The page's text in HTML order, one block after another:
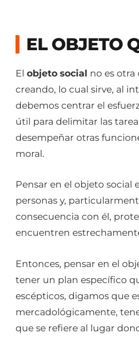
EL OBJETO
El objeto social no es otra
creando, lo cual sirve, al
debemos centrar el
útil para delimitar las
desempeñar otras
moral.
Pensar en el objeto social
personas y,
consecuencia con él,
encuentren
Entonces, pensar en el
tener un plan específico
escépticos, digamos que
mercadológicamente,
que se refiere al lugar